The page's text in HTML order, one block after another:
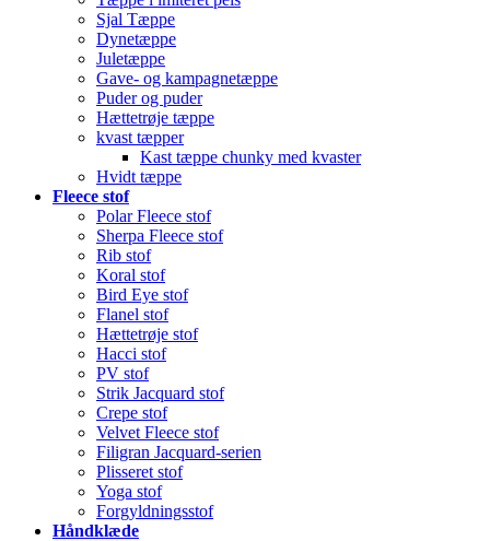
Sjal Tæppe
Dynetæppe
Juletæppe
Gave- og kampagnetæppe
Puder og puder
Hættetrøje tæppe
kvast tæpper
Kast tæppe chunky med kvaster
Hvidt tæppe
Fleece stof
Polar Fleece stof
Sherpa Fleece stof
Rib stof
Koral stof
Bird Eye stof
Flanel stof
Hættetrøje stof
Hacci stof
PV stof
Strik Jacquard stof
Crepe stof
Velvet Fleece stof
Filigran Jacquard-serien
Plisseret stof
Yoga stof
Forgyldningsstof
Håndklæde